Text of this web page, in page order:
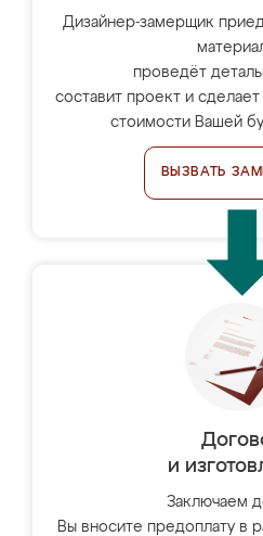
Дизайнер-замерщик
проведёт
составит проект и
стоимости Вашей
ВЫЗВАТЬ
и
Заключаем
Вы вносите предоплату в